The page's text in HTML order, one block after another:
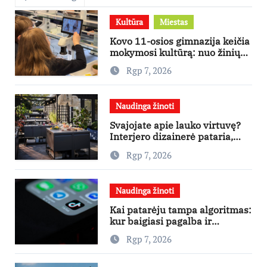
Kultūra Miestas
Kovo 11-osios gimnazija keičia
mokymosi kultūrą: nuo žinių
kaupimo – prie jų supratimo ir
taikymo
Rgp 7, 2026
Naudinga žinoti
Svajojate apie lauko virtuvę?
Interjero dizainerė pataria,
nuo ko pradėti
Rgp 7, 2026
Naudinga žinoti
Kai patarėju tampa algoritmas:
kur baigiasi pagalba ir
prasideda reklama?
Rgp 7, 2026